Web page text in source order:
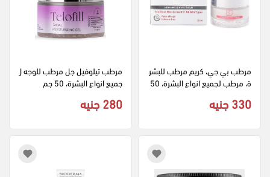
مرطب بي جي، كريم مرطب للبشر
ة، مرطب لجميع انواع البشرة، 50
330 جنيه
مرطب تيلوفيل جل مرطب للوجه ل
جميع انواع البشرة، 50 جم
280 جنيه